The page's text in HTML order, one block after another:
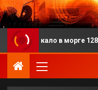
в морге 128 лет